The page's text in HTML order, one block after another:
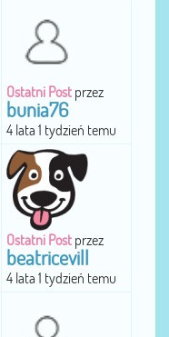
Ostatni Post przez
bunia76
4 lata 1 tydzień temu
Ostatni Post przez
beatricevill
4 lata 1 tydzień temu